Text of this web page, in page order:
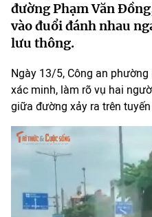
đường Phạm Văn
vào đuổi đánh nhau
lưu thông.
Ngày 13/5, Công an
xác minh, làm rõ vụ hai
giữa đường xảy ra trên